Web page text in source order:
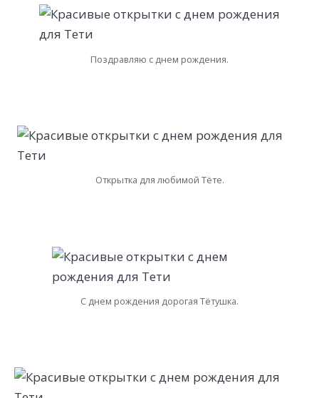
Поздравляю с днем рождения.
Открытка для любимой Тёте.
С днем рождения дорогая Тётушка.